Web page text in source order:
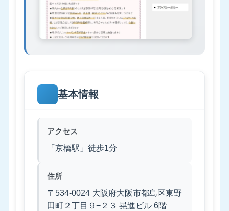
基本情報
アクセス
「京橋駅」徒歩1分
住所
〒534-0024 大阪府大阪市都島区東野
田町２丁目９−２３ 晃進ビル 6階